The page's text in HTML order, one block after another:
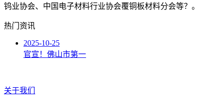
钨业协会、中国电子材料行业协会覆铜板材料分会等？。
热门资讯
2025-10-25
官宣！佛山市第一
关于我们